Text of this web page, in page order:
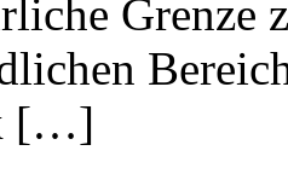
Grenze
[…]